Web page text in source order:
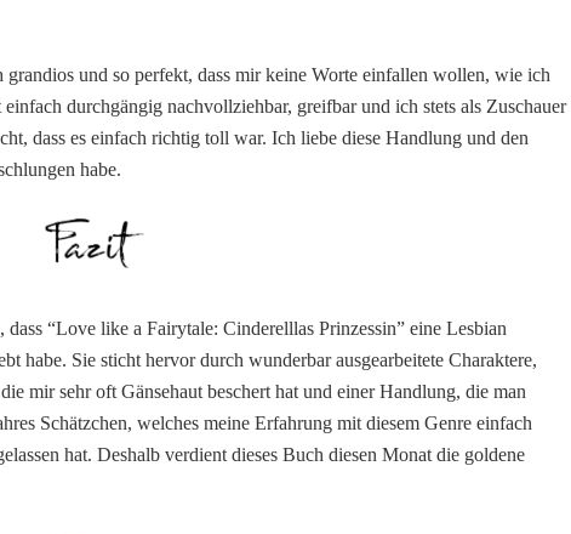
und so perfekt, dass mir keine Worte einfallen wollen, wie ich
durchgängig nachvollziehbar, greifbar und ich stets als Zuschauer
dass es einfach richtig toll war. Ich liebe diese Handlung und den
habe.
“Love like a Fairytale: Cinderelllas Prinzessin” eine Lesbian
habe. Sie sticht hervor durch wunderbar ausgearbeitete Charaktere,
mir sehr oft Gänsehaut beschert hat und einer Handlung, die man
Schätzchen, welches meine Erfahrung mit diesem Genre einfach
hat. Deshalb verdient dieses Buch diesen Monat die goldene